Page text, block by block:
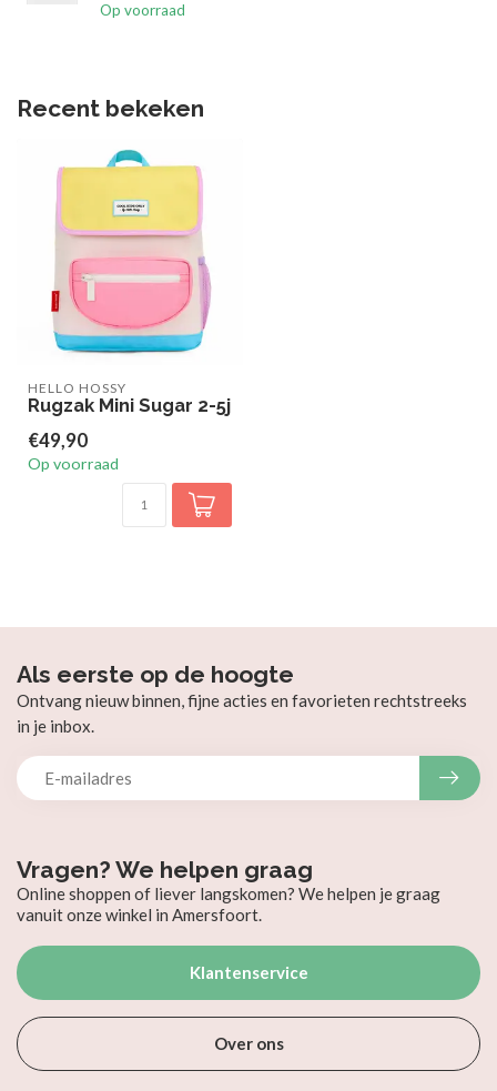
Op voorraad
Recent bekeken
HELLO HOSSY
Rugzak Mini Sugar 2-5j
€49,90
Op voorraad
Vragen? We helpen graag
Online shoppen of liever langskomen? We helpen je graag
vanuit onze winkel in Amersfoort.
Klantenservice
Over ons
Als eerste op de hoogte
Ontvang nieuw binnen, fijne acties en favorieten rechtstreeks
in je inbox.